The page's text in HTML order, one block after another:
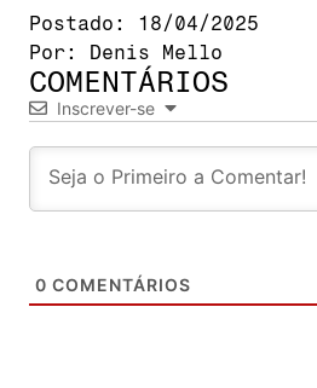
Postado:
18/04/2025
Por:
Denis Mello
COMENTÁRIOS
Inscrever-se
0 COMENTÁRIOS